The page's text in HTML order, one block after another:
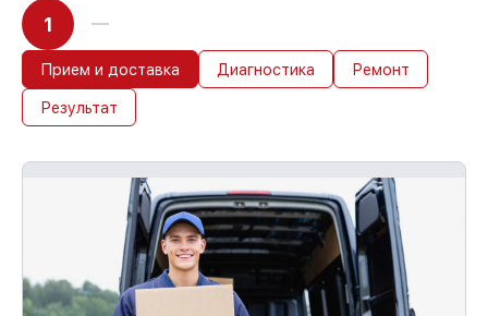
1
Прием и доставка Диагностика Ремонт
Результат